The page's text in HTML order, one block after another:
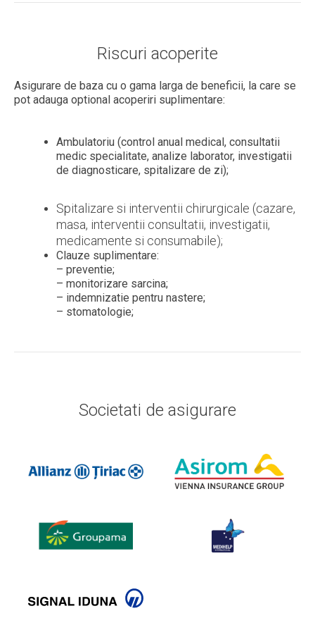
Riscuri acoperite
Asigurare de baza cu o gama larga de beneficii, la care se
pot adauga optional acoperiri suplimentare:
Ambulatoriu (control anual medical, consultatii
medic specialitate, analize laborator, investigatii
de diagnosticare, spitalizare de zi);
Spitalizare si interventii chirurgicale (cazare,
masa, interventii consultatii, investigatii,
medicamente si consumabile);
Clauze suplimentare:
– preventie;
– monitorizare sarcina;
– indemnizatie pentru nastere;
– stomatologie;
Societati de asigurare